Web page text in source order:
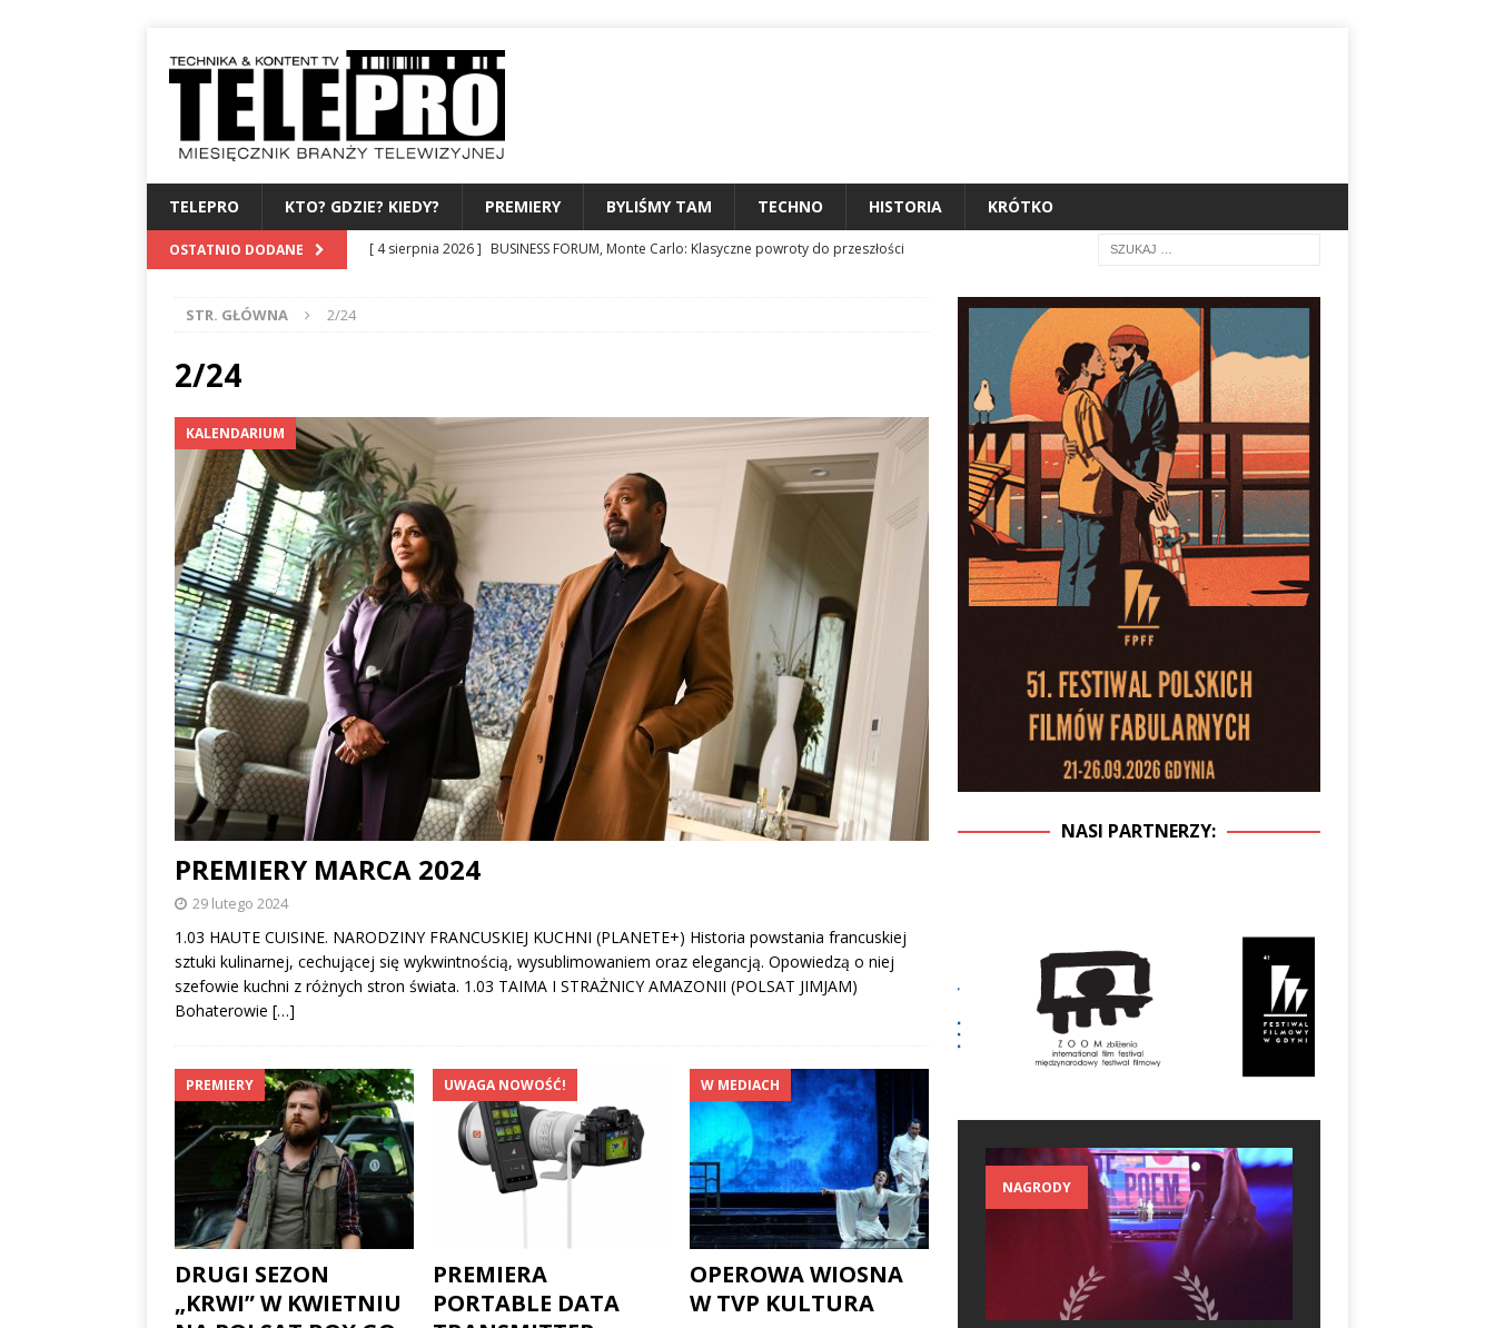
TELEPRO KTO? GDZIE? KIEDY? PREMIERY BYLIŚMY TAM TECHNO HISTORIA KRÓTKO
OSTATNIO DODANE [ 3 sierpnia 2026 ] ZMARŁ WIESŁAW KRÓLIKOWSKI, DZIENNIKARZ MUZYCZNY I
[ 4 sierpnia 2026 ]
BUSINESS FORUM, Monte Carlo: Klasyczne powroty do przeszłości
albo dylematy producentów czyli jak nie ulegać presji?
KONFERENCJE
STR. GŁÓWNA 2/24
2/24
KALENDARIUM
PREMIERY MARCA 2024
29 lutego 2024
1.03 HAUTE CUISINE. NARODZINY FRANCUSKIEJ KUCHNI (PLANETE+) Historia powstania francuskiej
sztuki kulinarnej, cechującej się wykwintnością, wysublimowaniem oraz elegancją. Opowiedzą o niej
szefowie kuchni z różnych stron świata. 1.03 TAIMA I STRAŻNICY AMAZONII (POLSAT JIMJAM)
Bohaterowie […]
PREMIERY
DRUGI SEZON
„KRWI” W KWIETNIU
UWAGA NOWOŚĆ!
PREMIERA
PORTABLE DATA
W MEDIACH
OPEROWA WIOSNA
W TVP KULTURA
NASI PARTNERZY:
NAGRODY